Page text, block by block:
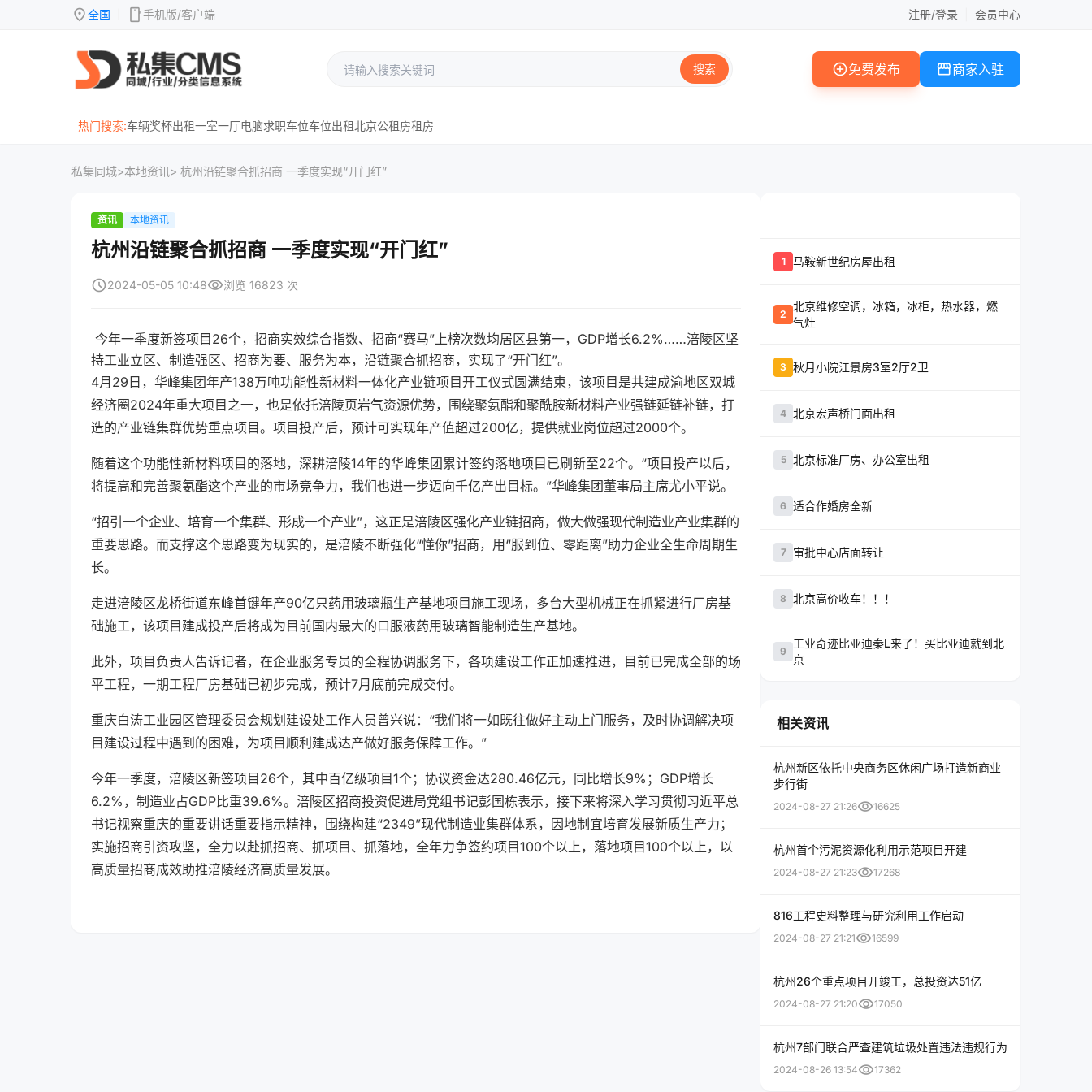
location_on全国 mobile手机版/客户端 注册/登录 会员中心
搜索 add_circle免费发布 storefront商家入驻
热门搜索:车辆奖杯出租一室一厅电脑求职车位车位出租北京公租房租房
私集同城>本地资讯> 杭州沿链聚合抓招商 一季度实现“开门红”
资讯 本地资讯
杭州沿链聚合抓招商 一季度实现“开门红”
schedule2024-05-05 10:48visibility浏览 16823 次
今年一季度新签项目26个，招商实效综合指数、招商“赛马”上榜次数均居区县第一，GDP增长6.2%……涪陵区坚
持工业立区、制造强区、招商为要、服务为本，沿链聚合抓招商，实现了“开门红”。
4月29日，华峰集团年产138万吨功能性新材料一体化产业链项目开工仪式圆满结束，该项目是共建成渝地区双城
经济圈2024年重大项目之一，也是依托涪陵页岩气资源优势，围绕聚氨酯和聚酰胺新材料产业强链延链补链，打
造的产业链集群优势重点项目。项目投产后，预计可实现年产值超过200亿，提供就业岗位超过2000个。
随着这个功能性新材料项目的落地，深耕涪陵14年的华峰集团累计签约落地项目已刷新至22个。“项目投产以后，
将提高和完善聚氨酯这个产业的市场竞争力，我们也进一步迈向千亿产出目标。”华峰集团董事局主席尤小平说。
“招引一个企业、培育一个集群、形成一个产业”，这正是涪陵区强化产业链招商，做大做强现代制造业产业集群的
重要思路。而支撑这个思路变为现实的，是涪陵不断强化“懂你”招商，用“服到位、零距离”助力企业全生命周期生
长。
走进涪陵区龙桥街道东峰首键年产90亿只药用玻璃瓶生产基地项目施工现场，多台大型机械正在抓紧进行厂房基
础施工，该项目建成投产后将成为目前国内最大的口服液药用玻璃智能制造生产基地。
此外，项目负责人告诉记者，在企业服务专员的全程协调服务下，各项建设工作正加速推进，目前已完成全部的场
平工程，一期工程厂房基础已初步完成，预计7月底前完成交付。
重庆白涛工业园区管理委员会规划建设处工作人员曾兴说：“我们将一如既往做好主动上门服务，及时协调解决项
目建设过程中遇到的困难，为项目顺利建成达产做好服务保障工作。”
今年一季度，涪陵区新签项目26个，其中百亿级项目1个；协议资金达280.46亿元，同比增长9%；GDP增长
6.2%，制造业占GDP比重39.6%。涪陵区招商投资促进局党组书记彭国栋表示，接下来将深入学习贯彻习近平总
书记视察重庆的重要讲话重要指示精神，围绕构建“2349”现代制造业集群体系，因地制宜培育发展新质生产力；
实施招商引资攻坚，全力以赴抓招商、抓项目、抓落地，全年力争签约项目100个以上，落地项目100个以上，以
高质量招商成效助推涪陵经济高质量发展。
1 马鞍新世纪房屋出租
2
北京维修空调，冰箱，冰柜，热水器，燃
气灶
3 秋月小院江景房3室2厅2卫
4 北京宏声桥门面出租
5 北京标准厂房、办公室出租
6 适合作婚房全新
7 审批中心店面转让
8 北京高价收车！！！
9
工业奇迹比亚迪秦L来了！买比亚迪就到北
京
相关资讯
杭州新区依托中央商务区休闲广场打造新商业
步行街
2024-08-27 21:26visibility16625
杭州首个污泥资源化利用示范项目开建
2024-08-27 21:23visibility17268
816工程史料整理与研究利用工作启动
2024-08-27 21:21visibility16599
杭州26个重点项目开竣工，总投资达51亿
2024-08-27 21:20visibility17050
杭州7部门联合严查建筑垃圾处置违法违规行为
2024-08-26 13:54visibility17362